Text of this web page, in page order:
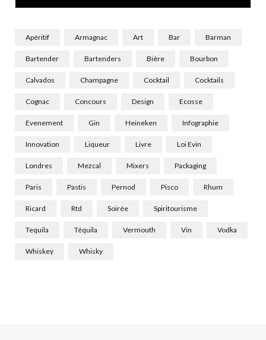
Apéritif Armagnac Art Bar Barman
Bartender Bartenders Bière Bourbon
Calvados Champagne Cocktail Cocktails
Cognac Concours Design Ecosse
Evenement Gin Heineken Infographie
Innovation Liqueur Livre Loi Evin
Londres Mezcal Mixers Packaging
Paris Pastis Pernod Pisco Rhum
Ricard Rtd Soirée Spiritourisme
Tequila Téquila Vermouth Vin Vodka
Whiskey Whisky